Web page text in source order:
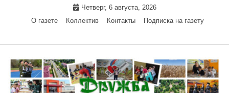
Четверг, 6 августа, 2026
О газете
Коллектив Контакты Подписка на газету